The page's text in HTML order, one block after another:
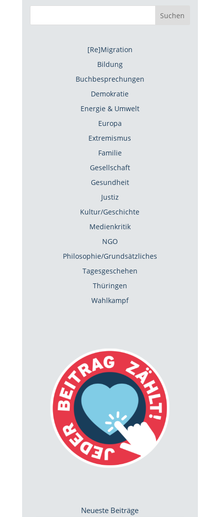
Suchen
[Re]Migration
Bildung
Buchbesprechungen
Demokratie
Energie & Umwelt
Europa
Extremismus
Familie
Gesellschaft
Gesundheit
Justiz
Kultur/Geschichte
Medienkritik
NGO
Philosophie/Grundsätzliches
Tagesgeschehen
Thüringen
Wahlkampf
Neueste Beiträge